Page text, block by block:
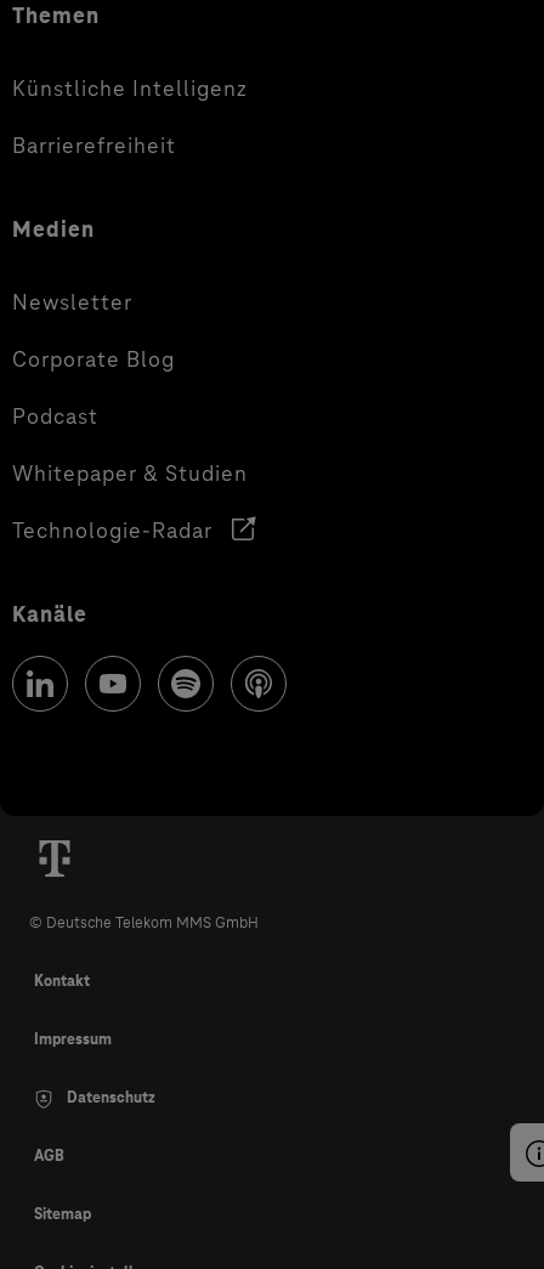
Themen
Künstliche Intelligenz
Barrierefreiheit
Medien
Newsletter
Corporate Blog
Podcast
Whitepaper & Studien
Technologie-Radar
Kanäle
© Deutsche Telekom MMS GmbH
Kontakt
Impressum
Datenschutz
AGB
Sitemap